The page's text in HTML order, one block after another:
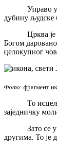
Управо у тај
дубину људске
Црква је
Богом
целокупног
Фото: фрагмент
То исцељење
заједничку
Зато се у
другима. То је